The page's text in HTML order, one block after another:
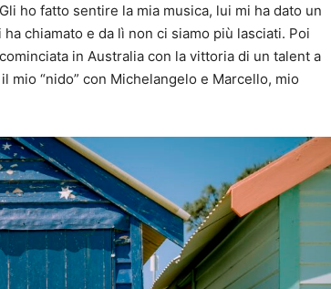
ho fatto sentire la mia musica, lui mi ha dato un
chiamato e da lì non ci siamo più lasciati. Poi
in Australia con la vittoria di un talent a
mio “nido” con Michelangelo e Marcello, mio